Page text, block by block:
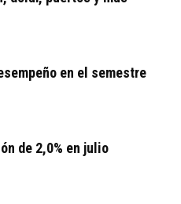
en el semestre
de 2,0% en julio